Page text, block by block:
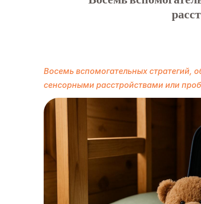
Восемь вспомогательных стратегий,
сенсорными расстройствами или